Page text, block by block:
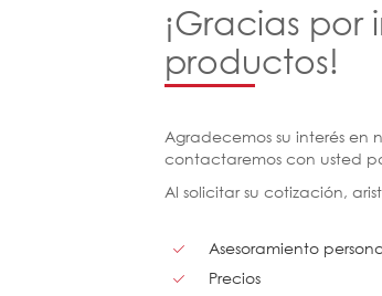
¡Gracias por
productos!
Agradecemos su interés en
contactaremos con usted
Al solicitar su cotización,
Asesoramiento
Precios